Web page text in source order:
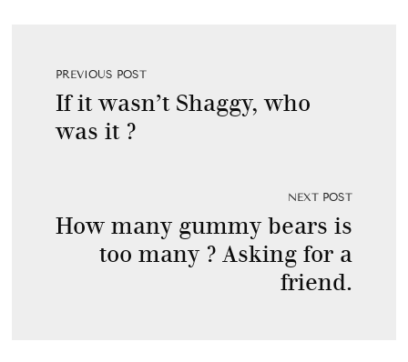
PREVIOUS POST
If it wasn’t Shaggy, who
was it ?
NEXT POST
How many gummy bears is
too many ? Asking for a
friend.